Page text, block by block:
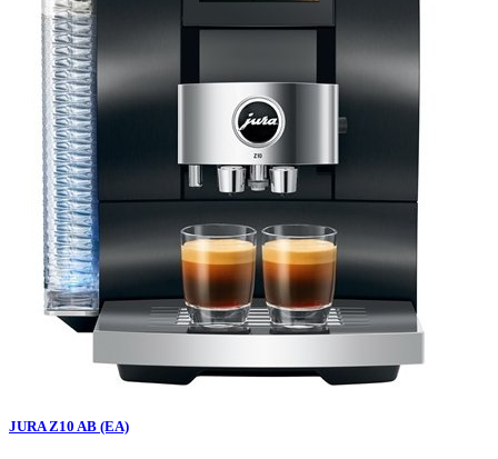
JURA Z10 AB (EA)